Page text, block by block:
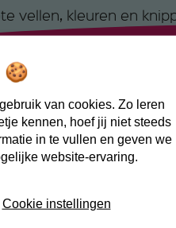
vellen, kleuren en
ruimtelijke ontwikkeling
vergroot,
jouw kind
met ons op.
🍪
van cookies. Zo leren
kennen, hoef jij niet steeds
in te vullen en geven we
website-ervaring.
Cookie instellingen